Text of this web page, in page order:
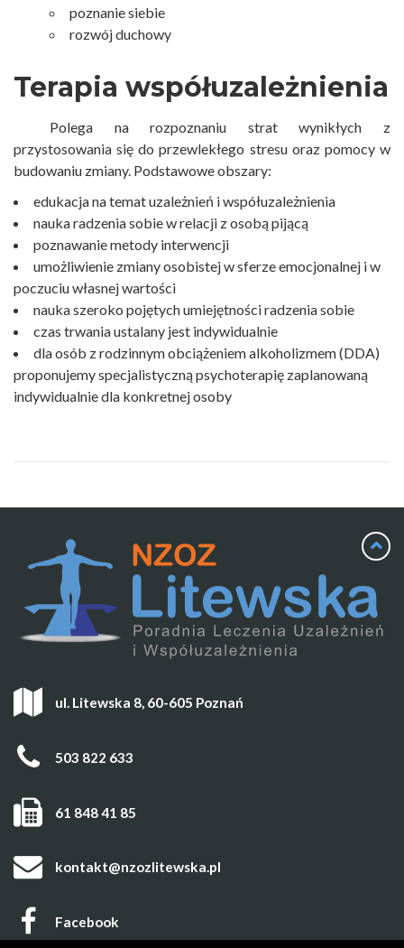
poznanie siebie
rozwój duchowy
Terapia współuzależnienia
Polega na rozpoznaniu strat wynikłych z
przystosowania się do przewlekłego stresu oraz pomocy w
budowaniu zmiany. Podstawowe obszary:
edukacja na temat uzależnień i współuzależnienia
nauka radzenia sobie w relacji z osobą pijącą
poznawanie metody interwencji
umożliwienie zmiany osobistej w sferze emocjonalnej i w
poczuciu własnej wartości
nauka szeroko pojętych umiejętności radzenia sobie
czas trwania ustalany jest indywidualnie
dla osób z rodzinnym obciążeniem alkoholizmem (DDA)
proponujemy specjalistyczną psychoterapię zaplanowaną
indywidualnie dla konkretnej osoby
ul. Litewska 8, 60-605 Poznań
503 822 633
61 848 41 85
kontakt@nzozlitewska.pl
Facebook